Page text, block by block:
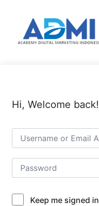
Hi, Welcome back!
Keep me signed in